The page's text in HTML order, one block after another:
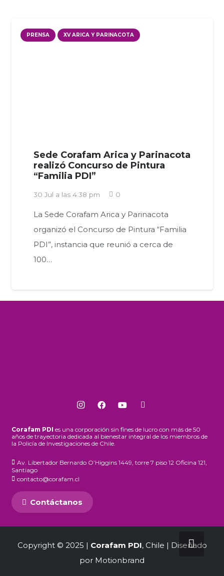
PRENSA XV ARICA Y PARINACOTA
Sede Corafam Arica y Parinacota
realizó Concurso de Pintura
“Familia PDI”
30 Jul a las 4:38 pm 0
La Sede Corafam Arica y Parinacota
organizó el Concurso de Pintura “Familia
PDI”, instancia que reunió a cerca de
100…
Corafam PDI es una corporación sin fines de lucro con más de 50
años de trayectoria dedicada al bienestar integral de los miembros de
la Policía de Investigaciones de Chile.
Av. Libertador Bernardo O’Higgins 1449, torre 7 piso 12 Oficina 121,
Santiago
contacto@corafam.cl
Contáctanos
Copyright © 2025 | Corafam PDI, Chile | Diseñado
por Motionbrand